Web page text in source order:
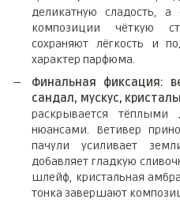
деликатную сладость, а
композиции чёткую
сохраняют лёгкость и
характер парфюма.
Финальная фиксация:
сандал, мускус,
раскрывается
нюансами. Ветивер
пачули усиливает
добавляет гладкую
шлейф, кристальная
тонка завершают